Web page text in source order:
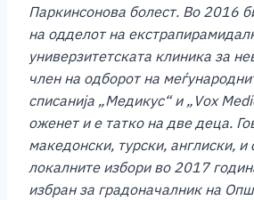
Паркинсонова болест. Во 2016
на одделот на
универзитетската клиника за
член на одборот на
списанија „Медикус“ и „Vox
оженет и е татко на две деца.
македонски, турски, англиски, и
локалните избори во 2017
избран за градоначалник на